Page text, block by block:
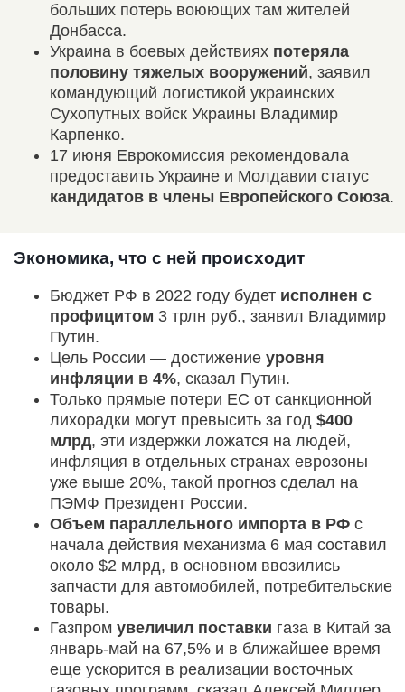
больших потерь воюющих там жителей
Донбасса.
Украина в боевых действиях потеряла
половину тяжелых вооружений, заявил
командующий логистикой украинских
Сухопутных войск Украины Владимир
Карпенко.
17 июня Еврокомиссия рекомендовала
предоставить Украине и Молдавии статус
кандидатов в члены Европейского Союза.
Экономика, что с ней происходит
Бюджет РФ в 2022 году будет исполнен с
профицитом 3 трлн руб., заявил Владимир
Путин.
Цель России — достижение уровня
инфляции в 4%, сказал Путин.
Только прямые потери ЕС от санкционной
лихорадки могут превысить за год $400
млрд, эти издержки ложатся на людей,
инфляция в отдельных странах еврозоны
уже выше 20%, такой прогноз сделал на
ПЭМФ Президент России.
Объем параллельного импорта в РФ с
начала действия механизма 6 мая составил
около $2 млрд, в основном ввозились
запчасти для автомобилей, потребительские
товары.
Газпром увеличил поставки газа в Китай за
январь-май на 67,5% и в ближайшее время
еще ускорится в реализации восточных